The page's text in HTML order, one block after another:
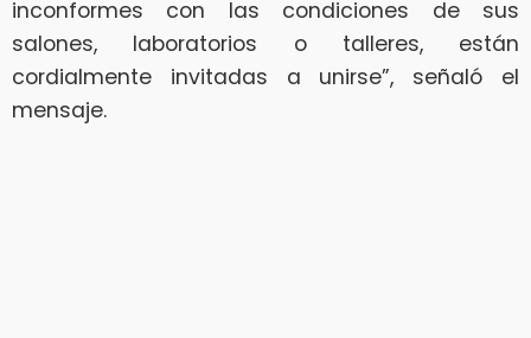
inconformes con las condiciones de sus
salones, laboratorios o talleres, están
cordialmente invitadas a unirse”, señaló el
mensaje.